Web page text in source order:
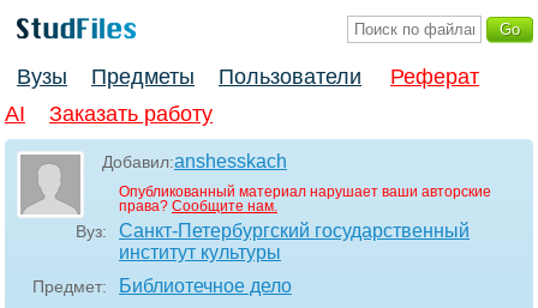
Вузы Предметы Пользователи
Реферат
AI
Заказать работу
Добавил:anshesskach
Опубликованный материал нарушает ваши авторские
права? Сообщите нам.
Вуз:
Санкт-Петербургский государственный
институт культуры
Предмет: Библиотечное дело